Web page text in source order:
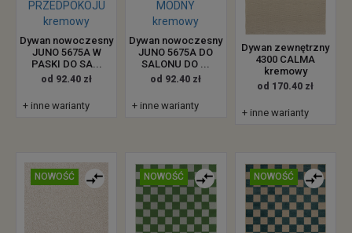
Dywan nowoczesny
JUNO 5675A W
PASKI DO SA...
od 92.40 zł
+ inne warianty
Dywan nowoczesny
JUNO 5675A DO
SALONU DO ...
od 92.40 zł
+ inne warianty
Dywan zewnętrzny
4300 CALMA
kremowy
od 170.40 zł
+ inne warianty
NOWOŚĆ NOWOŚĆ NOWOŚĆ